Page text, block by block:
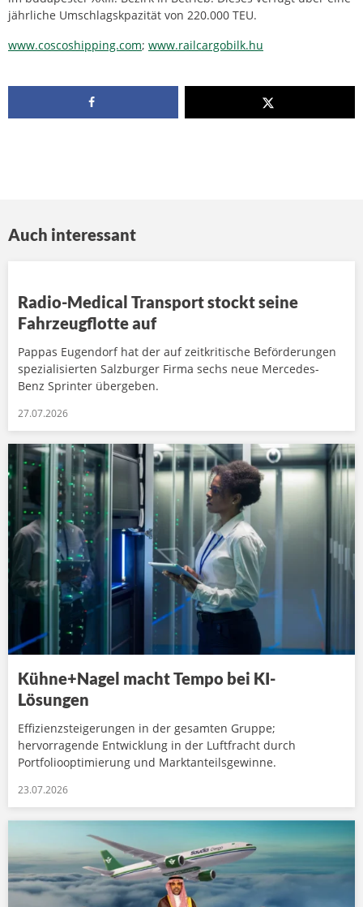
jährliche Umschlagskpazität von 220.000 TEU.
www.coscoshipping.com; www.railcargobilk.hu
Auch interessant
Radio-Medical Transport stockt seine
Fahrzeugflotte auf
Pappas Eugendorf hat der auf zeitkritische Beförderungen
spezialisierten Salzburger Firma sechs neue Mercedes-
Benz Sprinter übergeben.
27.07.2026
Kühne+Nagel macht Tempo bei KI-
Lösungen
Effizienzsteigerungen in der gesamten Gruppe;
hervorragende Entwicklung in der Luftfracht durch
Portfoliooptimierung und Marktanteilsgewinne.
23.07.2026